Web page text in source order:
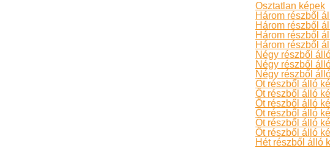
Osztatlan képek
Három részből
Három részből
Három részből
Három részből
Négy részből
Négy részből
Négy részből
Öt részből álló
Öt részből álló
Öt részből álló
Öt részből álló
Öt részből álló
Öt részből álló
Hét részből álló